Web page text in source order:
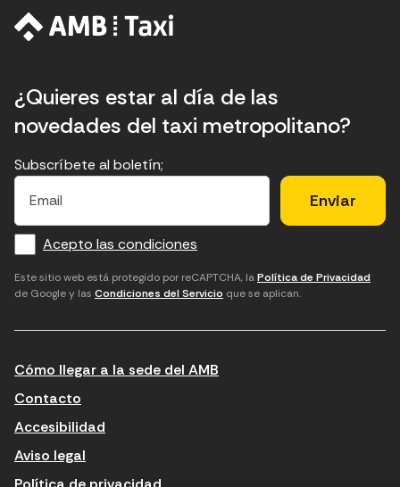
¿Quieres estar al día de las
novedades del taxi metropolitano?
E
f
o
r
m
i
n
t
E
c
a
m
p
r
r
e
u
H
u
d
'
a
e
p
t
a
×
Subscríbete al boletín;
E
a
i
l
Acepto las condiciones
Este sitio web está protegido por reCAPTCHA, laPolítica de Privacidad
de Google y las Condiciones del Servicio que se aplican.
Cómo llegar a la sede del AMB
Contacto
Accesibilidad
Aviso legal